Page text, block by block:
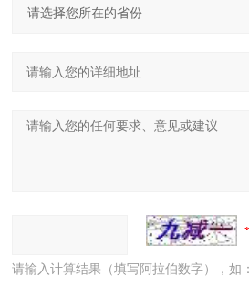
请输入计算结果（填写阿拉伯数字），如